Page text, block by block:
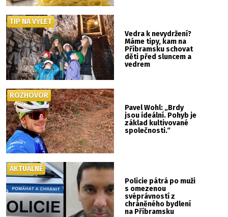
Vedra k nevydržení?
Máme tipy, kam na
Příbramsku schovat
děti před sluncem a
vedrem
TIP NA VÝLET
Pavel Wohl: „Brdy
jsou ideální. Pohyb je
základ kultivované
společnosti.“
ROZHOVOR
Policie pátrá po muži
s omezenou
svéprávností z
chráněného bydlení
na Příbramsku
AKTUÁLNĚ